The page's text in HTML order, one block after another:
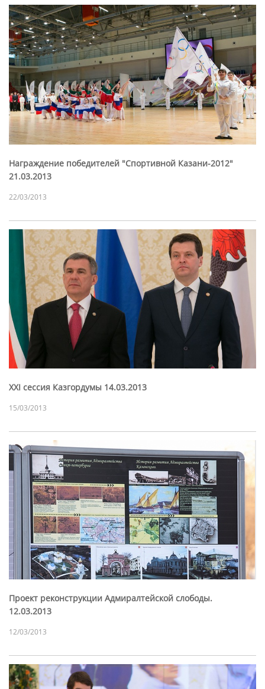
Награждение победителей "Спортивной Казани-2012"
21.03.2013
22/03/2013
XXI сессия Казгордумы 14.03.2013
15/03/2013
Проект реконструкции Адмиралтейской слободы.
12.03.2013
12/03/2013